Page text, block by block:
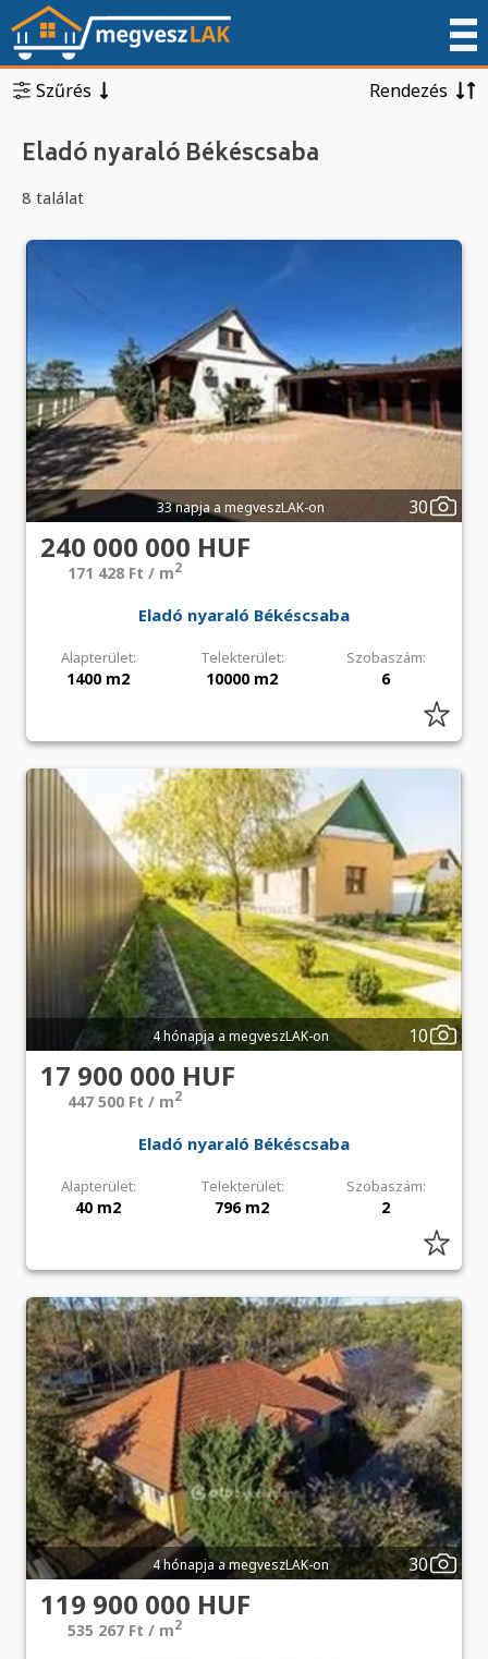
Szűrés Rendezés
Eladó nyaraló Békéscsaba
8 találat
33 napja a megveszLAK-on 30
240 000 000 HUF
171 428 Ft / m2
Eladó nyaraló Békéscsaba
Alapterület: Telekterület: Szobaszám:
1400 m2 10000 m2 6
4 hónapja a megveszLAK-on 10
17 900 000 HUF
447 500 Ft / m2
Eladó nyaraló Békéscsaba
Alapterület: Telekterület: Szobaszám:
40 m2 796 m2 2
4 hónapja a megveszLAK-on 30
119 900 000 HUF
535 267 Ft / m2